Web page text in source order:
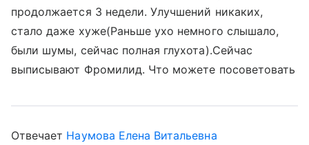
продолжается 3 недели. Улучшений никаких,
стало даже хуже(Раньше ухо немного слышало,
были шумы, сейчас полная глухота).Сейчас
выписывают Фромилид. Что можете посоветовать
Отвечает Наумова Елена Витальевна